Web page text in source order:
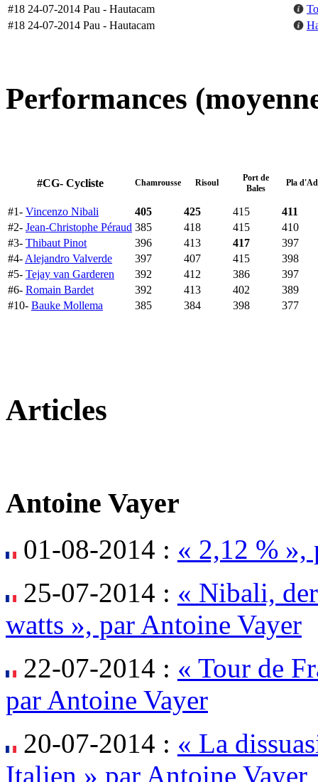
#18 24-07-2014 Pau - Hautacam
#18 24-07-2014 Pau - Hautacam
Performances
#CG- Cycliste Chamrousse Risoul
Port de
Bales
Pla
#1- Vincenzo Nibali 405 425 415
411
#2- Jean-Christophe Péraud 385 418 415
410
#3- Thibaut Pinot 396 413 417
397
#4- Alejandro Valverde 397 407 415
398
#5- Tejay van Garderen 392 412 386
397
#6- Romain Bardet 392 413 402
389
#10- Bauke Mollema 385 384 398 377
Articles
Antoine Vayer
01-08-2014 : « 2,12 % »,
25-07-2014 : « Nibali,
watts », par Antoine Vayer
22-07-2014 : « Tour de
par Antoine Vayer
20-07-2014 : « La
Italien » par Antoine Vayer